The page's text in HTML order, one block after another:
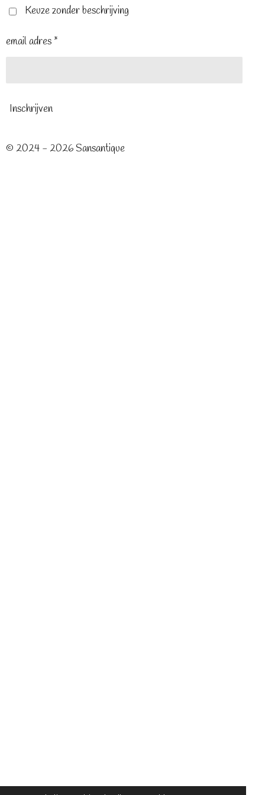
t
m
Keuze zonder beschrijving
email adres *
Inschrijven
© 2024 - 2026 Sansantique